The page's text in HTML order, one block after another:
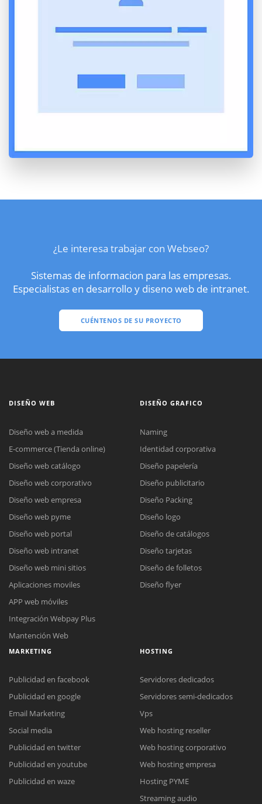
¿Le interesa trabajar con Webseo?
Sistemas de informacion para las empresas.
Especialistas en desarrollo y diseno web de intranet.
CUÉNTENOS DE SU PROYECTO
Reunión online
Nuestros ejecutivos le enviarán un correo electrónico con el enlace a
Meet para la reunión online.
Chat Online
DISEÑO WEB
Diseño web a medida
E-commerce (Tienda online)
Diseño web catálogo
Diseño web corporativo
Diseño web empresa
Diseño web pyme
Diseño web portal
Diseño web intranet
Diseño web mini sitios
Aplicaciones moviles
APP web móviles
Integración Webpay Plus
Mantención Web
DISEÑO GRAFICO
Naming
Identidad corporativa
Diseño papelería
Diseño publicitario
Diseño Packing
Diseño logo
Diseño de catálogos
Diseño tarjetas
Diseño de folletos
Diseño flyer
MARKETING
Publicidad en facebook
Publicidad en google
Email Marketing
Social media
Publicidad en twitter
Publicidad en youtube
Publicidad en waze
HOSTING
Servidores dedicados
Servidores semi-dedicados
Vps
Web hosting reseller
Web hosting corporativo
Web hosting empresa
Hosting PYME
Streaming audio